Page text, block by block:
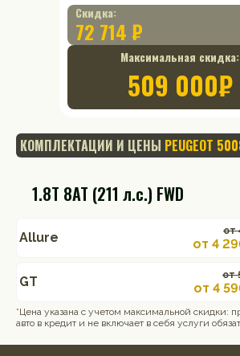
Скидка:
72 714 ₽
Максимальная скидка:
509 000₽
КОМПЛЕКТАЦИИ И ЦЕНЫ PEUGEOT
1.8T 8AT (211 л.с.) FWD
Allure от
от 4
GT от
от 4
*Цена указана с учетом максимальной скидки:
авто в кредит и не включает в себя услуги